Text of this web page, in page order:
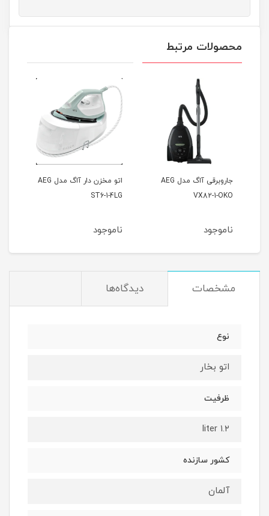
محصولات مرتبط
جاروبرقی آاگ مدل AEG
VX82-1-OKO
ناموجود
اتو مخزن دار آاگ مدل AEG
ST6-1-4LG
ناموجود
مشخصات دیدگاه‌ها
نوع
اتو بخار
ظرفیت
۱.۲ liter
کشور سازنده
آلمان